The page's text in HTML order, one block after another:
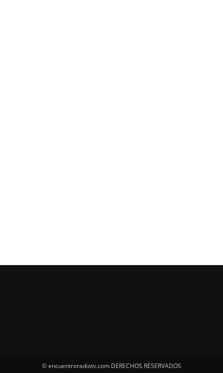
© encuentroradiotv.com DERECHOS RESERVADOS